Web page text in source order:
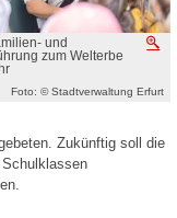
und
zum Welterbe
Foto: © Stadtverwaltung Erfurt
Zukünftig soll die
Schulklassen